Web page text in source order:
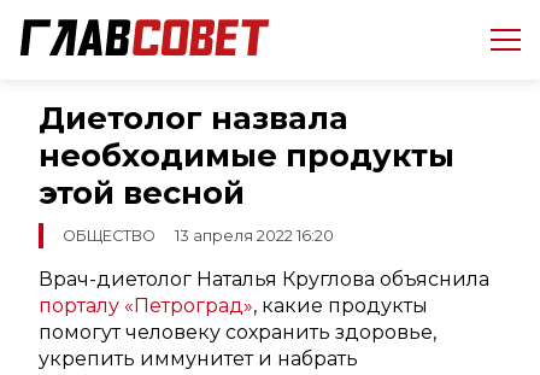
Диетолог назвала
необходимые продукты
этой весной
ОБЩЕСТВО 13 апреля 2022 16:20
Врач-диетолог Наталья Круглова объяснила
порталу «Петроград», какие продукты
помогут человеку сохранить здоровье,
укрепить иммунитет и набрать